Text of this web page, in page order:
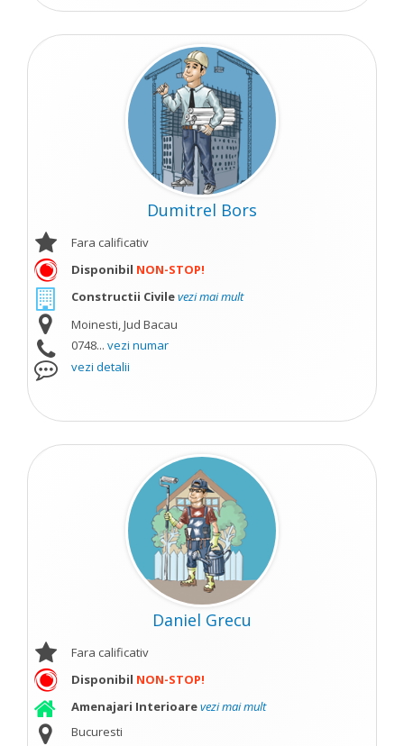
Dumitrel Bors
Fara calificativ
Disponibil NON-STOP!
Constructii Civilevezi mai mult
Moinesti, Jud Bacau
0748... vezi numar
vezi detalii
Daniel Grecu
Fara calificativ
Disponibil NON-STOP!
Amenajari Interioarevezi mai mult
Bucuresti